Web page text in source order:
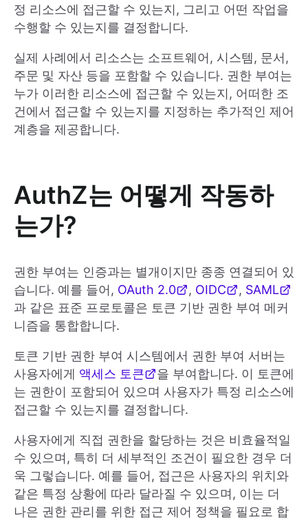
정 리소스에 접근할 수 있는지, 그리고 어떤 작업을
수행할 수 있는지를 결정합니다.
실제 사례에서 리소스는 소프트웨어, 시스템, 문서,
주문 및 자산 등을 포함할 수 있습니다. 권한 부여는
누가 이러한 리소스에 접근할 수 있는지, 어떠한 조
건에서 접근할 수 있는지를 지정하는 추가적인 제어
계층을 제공합니다.
AuthZ는 어떻게 작동하
는가?
권한 부여는 인증과는 별개이지만 종종 연결되어 있
습니다. 예를 들어, OAuth 2.0 , OIDC , SAML
과 같은 표준 프로토콜은 토큰 기반 권한 부여 메커
니즘을 통합합니다.
토큰 기반 권한 부여 시스템에서 권한 부여 서버는
사용자에게 액세스 토큰
을 부여합니다. 이 토큰에
는 권한이 포함되어 있으며 사용자가 특정 리소스에
접근할 수 있는지를 결정합니다.
사용자에게 직접 권한을 할당하는 것은 비효율적일
수 있으며, 특히 더 세부적인 조건이 필요한 경우 더
욱 그렇습니다. 예를 들어, 접근은 사용자의 위치와
같은 특정 상황에 따라 달라질 수 있으며, 이는 더
나은 권한 관리를 위한 접근 제어 정책을 필요로 합